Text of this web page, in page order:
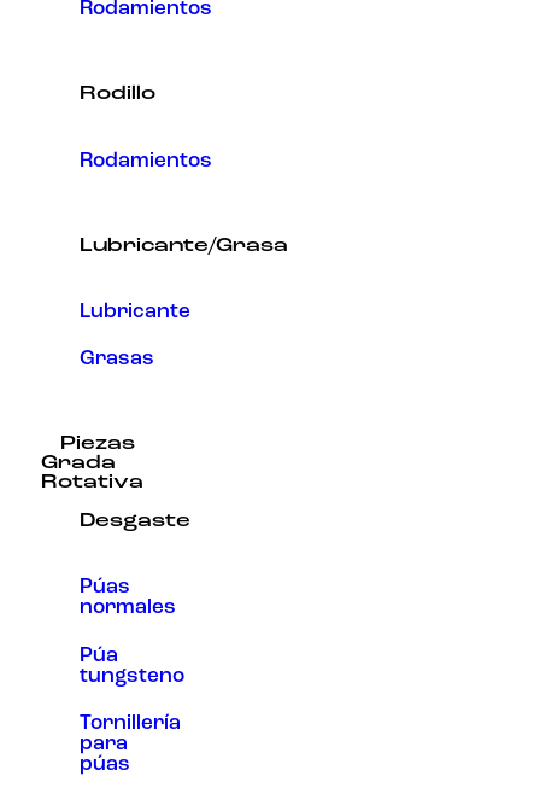
Rodamientos
Rodillo
Rodamientos
Lubricante/Grasa
Lubricante
Grasas
Piezas
Grada
Rotativa
Desgaste
Púas
normales
Púa
tungsteno
Tornillería
para
púas